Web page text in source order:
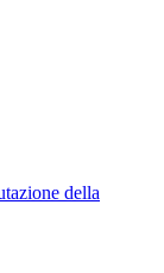
della